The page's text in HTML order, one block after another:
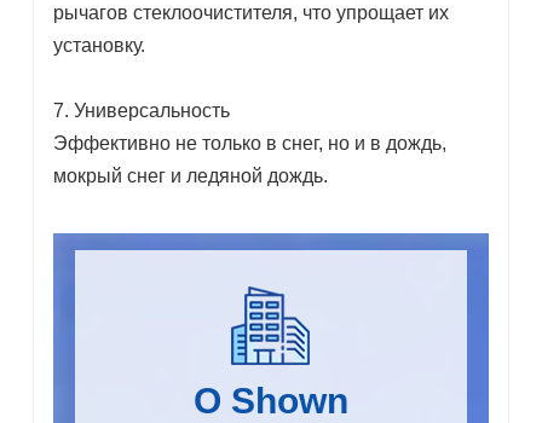
рычагов стеклоочистителя, что упрощает их
установку.
7. Универсальность
Эффективно не только в снег, но и в дождь,
мокрый снег и ледяной дождь.
О Shown